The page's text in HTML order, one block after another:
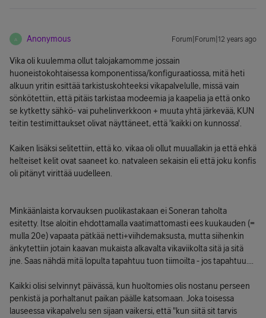
A Anonymous Forum|Forum|12 years ago
Vika oli kuulemma ollut talojakamomme jossain
huoneistokohtaisessa komponentissa/konfiguraatiossa, mitä heti
alkuun yritin esittää tarkistuskohteeksi vikapalvelulle, missä vain
sönkötettiin, että pitäis tarkistaa modeemia ja kaapelia ja että onko
se kytketty sähkö- vai puhelinverkkoon + muuta yhtä järkevää, KUN
teitin testimittaukset olivat näyttäneet, että 'kaikki on kunnossa'.
Kaiken lisäksi selitettiin, että ko. vikaa oli ollut muuallakin ja että ehkä
helteiset kelit ovat saaneet ko. natvaleen sekaisin eli että joku konfis
oli pitänyt virittää uudelleen.
Minkäänlaista korvauksen puolikastakaan ei Soneran taholta
esitetty. Itse aloitin ehdottamalla vaatimattomasti ees kuukauden (=
mulla 20e) vapaata pätkää netti+viihdemaksusta, mutta siihenkin
änkytettiin jotain kaavan mukaista alkavalta vikaviikolta sitä ja sitä
jne. Saas nähdä mitä lopulta tapahtuu tuon tiimoilta - jos tapahtuu....
Kaikki olisi selvinnyt päivässä, kun huoltomies olis nostanu perseen
penkistä ja porhaltanut paikan päälle katsomaan. Joka toisessa
lauseessa vikapalvelu sen sijaan vaikersi, että "kun siitä sit tarvis